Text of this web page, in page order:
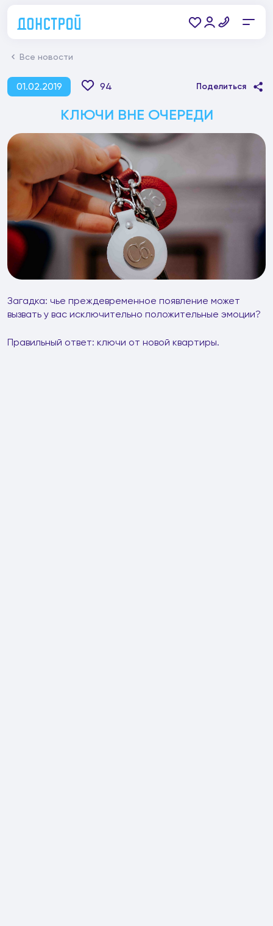
Все новости
01.02.2019 94 Поделиться
КЛЮЧИ ВНЕ ОЧЕРЕДИ
Загадка: чье преждевременное появление может
вызвать у вас исключительно положительные эмоции?
Правильный ответ: ключи от новой квартиры.